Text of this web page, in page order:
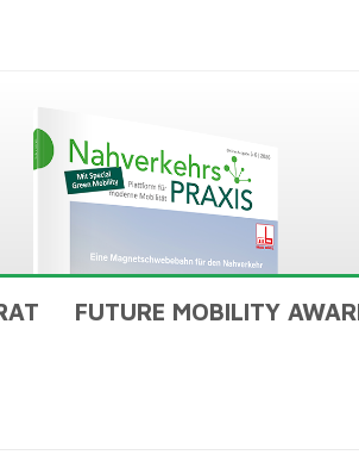
FUTURE MOBILITY